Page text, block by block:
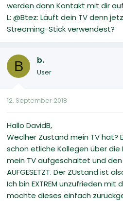
werden dann Kontakt mit dir
L: @Btez: Läuft dein TV denn
Streaming-Stick verwendest?
B b.
User
12. September 2018
Hallo DavidB,
Weclher Zustand mein TV hat?
schon etliche Kollegen über
mein TV aufgeschaltet und den
AUFGESETZT. Der ZUstand ist
Ich bin EXTREM unzufrieden mit
möchte dieses einfach